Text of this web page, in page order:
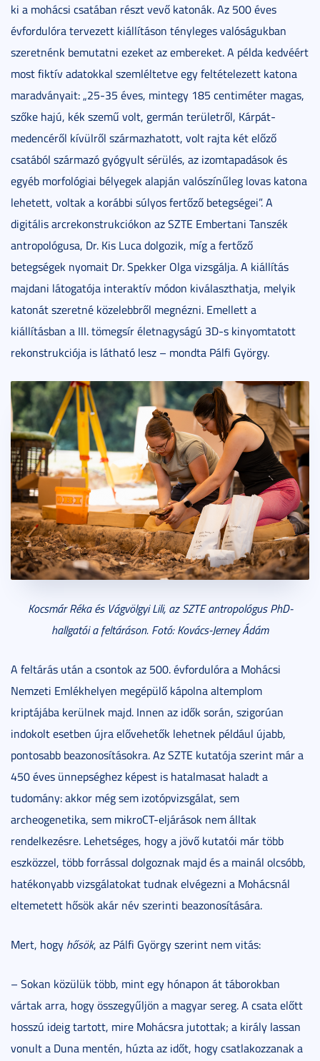
ki a mohácsi csatában részt vevő katonák. Az 500 éves
évfordulóra tervezett kiállításon tényleges valóságukban
szeretnénk bemutatni ezeket az embereket. A példa kedvéért
most fiktív adatokkal szemléltetve egy feltételezett katona
maradványait: „25-35 éves, mintegy 185 centiméter magas,
szőke hajú, kék szemű volt, germán területről, Kárpát-
medencéről kívülről származhatott, volt rajta két előző
csatából származó gyógyult sérülés, az izomtapadások és
egyéb morfológiai bélyegek alapján valószínűleg lovas katona
lehetett, voltak a korábbi súlyos fertőző betegségei”. A
digitális arcrekonstrukciókon az SZTE Embertani Tanszék
antropológusa, Dr. Kis Luca dolgozik, míg a fertőző
betegségek nyomait Dr. Spekker Olga vizsgálja. A kiállítás
majdani látogatója interaktív módon kiválaszthatja, melyik
katonát szeretné közelebbről megnézni. Emellett a
kiállításban a III. tömegsír életnagyságú 3D-s kinyomtatott
rekonstrukciója is látható lesz – mondta Pálfi György.
Kocsmár Réka és Vágvölgyi Lili, az SZTE antropológus PhD-
hallgatói a feltáráson. Fotó: Kovács-Jerney Ádám
A feltárás után a csontok az 500. évfordulóra a Mohácsi
Nemzeti Emlékhelyen megépülő kápolna altemplom
kriptájába kerülnek majd. Innen az idők során, szigorúan
indokolt esetben újra elővehetők lehetnek például újabb,
pontosabb beazonosításokra. Az SZTE kutatója szerint már a
450 éves ünnepséghez képest is hatalmasat haladt a
tudomány: akkor még sem izotópvizsgálat, sem
archeogenetika, sem mikroCT-eljárások nem álltak
rendelkezésre. Lehetséges, hogy a jövő kutatói már több
eszközzel, több forrással dolgoznak majd és a mainál olcsóbb,
hatékonyabb vizsgálatokat tudnak elvégezni a Mohácsnál
eltemetett hősök akár név szerinti beazonosítására.
Mert, hogy hősök, az Pálfi György szerint nem vitás:
– Sokan közülük több, mint egy hónapon át táborokban
vártak arra, hogy összegyűljön a magyar sereg. A csata előtt
hosszú ideig tartott, mire Mohácsra jutottak; a király lassan
vonult a Duna mentén, húzta az időt, hogy csatlakozzanak a